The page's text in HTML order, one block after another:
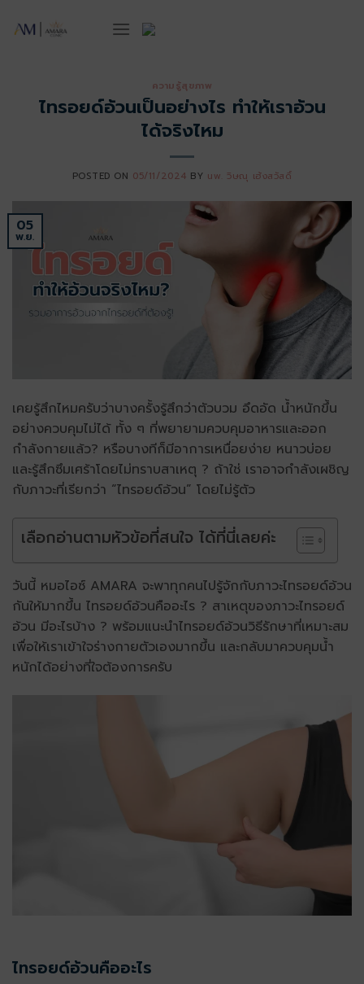
ความรู้สุขภาพ
ไทรอยด์อ้วนเป็นอย่างไร ทำให้เราอ้วน
ได้จริงไหม
POSTED ON 05/11/2024 BY นพ. วิษณุ เฮ้งสวัสดิ์
05
พ.ย.
เคยรู้สึกไหมครับว่าบางครั้งรู้สึกว่าตัวบวม อึดอัด น้ำหนักขึ้น
อย่างควบคุมไม่ได้ ทั้ง ๆ ที่พยายามควบคุมอาหารและออก
กำลังกายแล้ว? หรือบางทีก็มีอาการเหนื่อยง่าย หนาวบ่อย
และรู้สึกซึมเศร้าโดยไม่ทราบสาเหตุ ? ถ้าใช่ เราอาจกำลังเผชิญ
กับภาวะที่เรียกว่า “ไทรอยด์อ้วน” โดยไม่รู้ตัว
เลือกอ่านตามหัวข้อที่สนใจ ได้ที่นี่เลยค่ะ
วันนี้ หมอไอซ์ AMARA จะพาทุกคนไปรู้จักกับภาวะไทรอยด์อ้วน
กันให้มากขึ้น ไทรอยด์อ้วนคืออะไร ? สาเหตุของภาวะไทรอยด์
อ้วน มีอะไรบ้าง ? พร้อมแนะนำไทรอยด์อ้วนวิธีรักษาที่เหมาะสม
เพื่อให้เราเข้าใจร่างกายตัวเองมากขึ้น และกลับมาควบคุมน้ำ
หนักได้อย่างที่ใจต้องการครับ
ไทรอยด์อ้วนคืออะไร